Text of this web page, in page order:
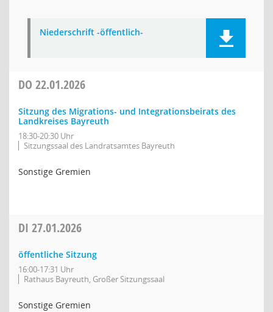
Niederschrift -öffentlich-
DO 22.01.2026
Sitzung des Migrations- und Integrationsbeirats des
Landkreises Bayreuth
18:30-20:30 Uhr
Sitzungssaal des Landratsamtes Bayreuth
Sonstige Gremien
DI 27.01.2026
öffentliche Sitzung
16:00-17:31 Uhr
Rathaus Bayreuth, Großer Sitzungssaal
Sonstige Gremien